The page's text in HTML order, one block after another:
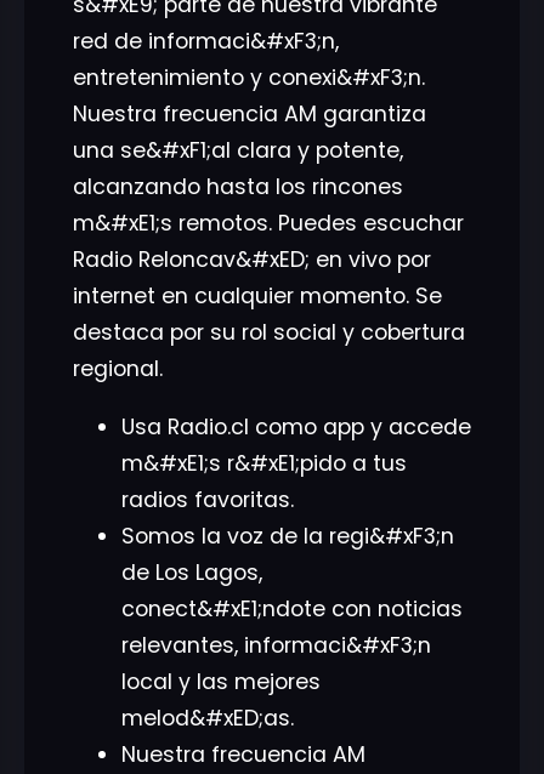
red de informaci&#xF3;n,
entretenimiento y conexi&#xF3;n.
Nuestra frecuencia AM garantiza
una se&#xF1;al clara y potente,
alcanzando hasta los rincones
m&#xE1;s remotos. Puedes escuchar
Radio Reloncav&#xED; en vivo por
internet en cualquier momento. Se
destaca por su rol social y cobertura
regional.
Usa Radio.cl como app y accede
m&#xE1;s r&#xE1;pido a tus
radios favoritas.
Somos la voz de la regi&#xF3;n
de Los Lagos,
conect&#xE1;ndote con noticias
relevantes, informaci&#xF3;n
local y las mejores
melod&#xED;as.
Nuestra frecuencia AM